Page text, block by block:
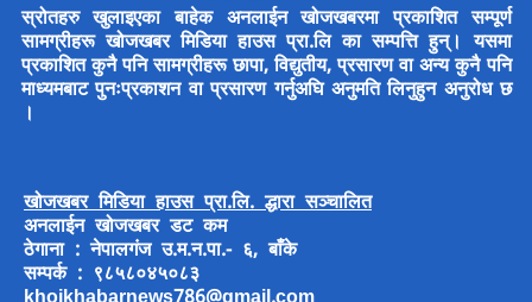
स्रोतहरु खुलाइएका बाहेक अनलाईन खोजखबरमा प्रकाशित सम्पूर्ण
सामग्रीहरू खोजखबर मिडिया हाउस प्रा.लि का सम्पत्ति हुन्। यसमा
प्रकाशित कुनै पनि सामग्रीहरू छापा, विद्युतीय, प्रसारण वा अन्य कुनै पनि
माध्यमबाट पुनःप्रकाशन वा प्रसारण गर्नुअघि अनुमति लिनुहुन अनुरोध छ
।
खोजखबर मिडिया हाउस प्रा.लि. द्धारा सञ्चालित
अनलाईन खोजखबर डट कम
ठेगाना : नेपालगंज उ.म.न.पा.- ६, बाँके
सम्पर्क : ९८५८०४५०८३